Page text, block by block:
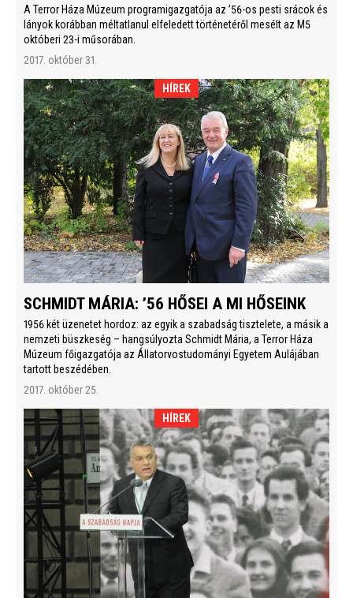
A Terror Háza Múzeum programigazgatója az ’56-os pesti srácok és
lányok korábban méltatlanul elfeledett történetéről mesélt az M5
októberi 23-i műsorában.
2017. október 31.
HÍREK
SCHMIDT MÁRIA: ’56 HŐSEI A MI HŐSEINK
1956 két üzenetet hordoz: az egyik a szabadság tisztelete, a másik a
nemzeti büszkeség – hangsúlyozta Schmidt Mária, a Terror Háza
Múzeum főigazgatója az Állatorvostudományi Egyetem Aulájában
tartott beszédében.
2017. október 25.
HÍREK